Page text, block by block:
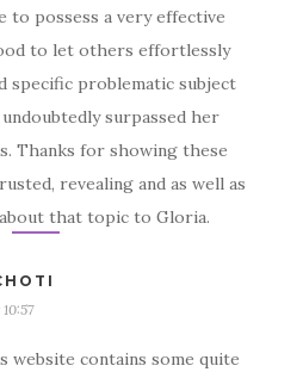
to possess a very effective
to let others effortlessly
specific problematic subject
surpassed her
Thanks for showing these
revealing and as well as
that topic to Gloria.
website contains some quite